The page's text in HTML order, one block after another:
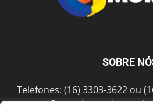
SOBRE
Telefones: (16) 3303-3622 ou